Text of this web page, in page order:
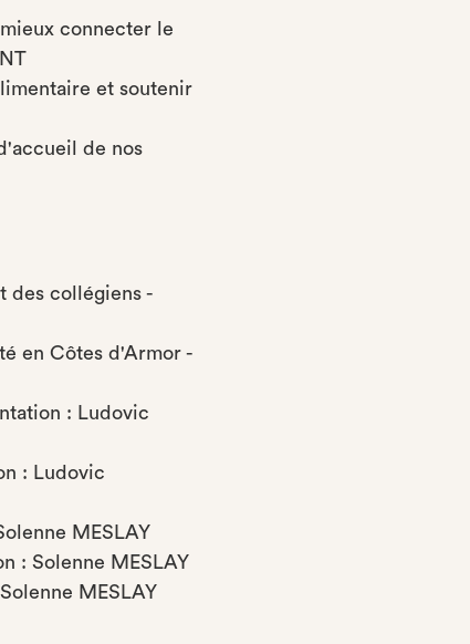
connecter le
et soutenir
de nos
des collégiens -
en Côtes d'Armor -
: Ludovic
: Ludovic
MESLAY
: Solenne MESLAY
MESLAY